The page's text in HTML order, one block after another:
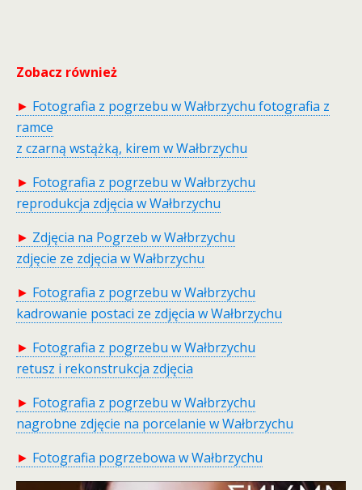
Zobacz również
► Fotografia z pogrzebu w Wałbrzychu fotografia z
ramce
z czarną wstążką, kirem w Wałbrzychu
► Fotografia z pogrzebu w Wałbrzychu
reprodukcja zdjęcia w Wałbrzychu
► Zdjęcia na Pogrzeb w Wałbrzychu
zdjęcie ze zdjęcia w Wałbrzychu
► Fotografia z pogrzebu w Wałbrzychu
kadrowanie postaci ze zdjęcia w Wałbrzychu
► Fotografia z pogrzebu w Wałbrzychu
retusz i rekonstrukcja zdjęcia
► Fotografia z pogrzebu w Wałbrzychu
nagrobne zdjęcie na porcelanie w Wałbrzychu
► Fotografia pogrzebowa w Wałbrzychu